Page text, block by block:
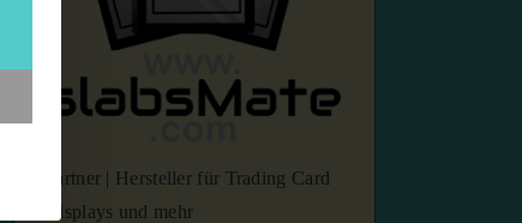
Partner | Hersteller für Trading Card
Displays und mehr